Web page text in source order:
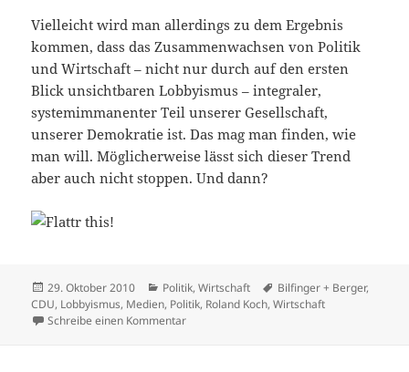
Vielleicht wird man allerdings zu dem Ergebnis
kommen, dass das Zusammenwachsen von Politik
und Wirtschaft – nicht nur durch auf den ersten
Blick unsichtbaren Lobbyismus – integraler,
systemimmanenter Teil unserer Gesellschaft,
unserer Demokratie ist. Das mag man finden, wie
man will. Möglicherweise lässt sich dieser Trend
aber auch nicht stoppen. Und dann?
Veröffentlicht
am
29. Oktober 2010 Kategorien
Politik,Wirtschaft Schlagwörter
Bilfinger + Berger,
CDU, Lobbyismus, Medien, Politik, Roland Koch,Wirtschaft
Schreibe einen Kommentarzu Koch und BB